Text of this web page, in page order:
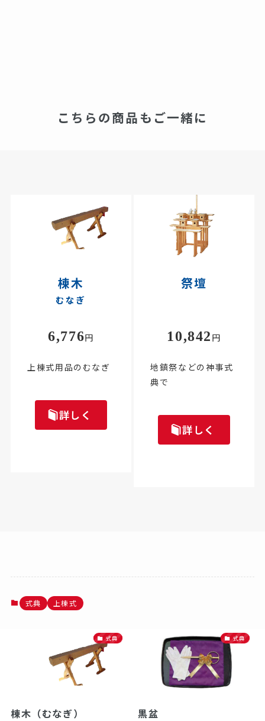
こちらの商品もご一緒に
棟木
むなぎ
6,776円
上棟式用品のむなぎ
詳しく
祭壇
10,842 円
地鎮祭などの神事式
典で
詳しく
式典 上棟式
式典
棟木（むなぎ）
式典
黒盆